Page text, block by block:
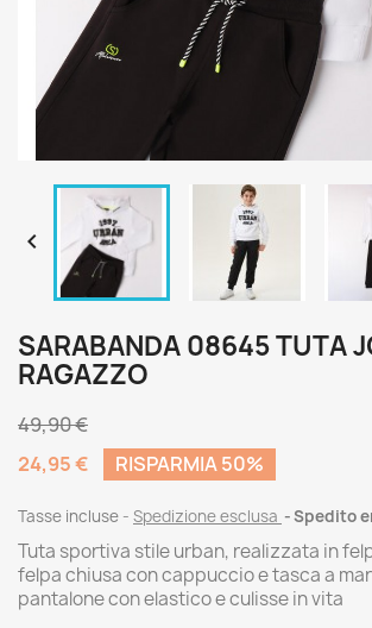

SARABANDA 08645 TUTA
RAGAZZO
49,90 €
24,95 €
RISPARMIA 50%
Tasse incluse Spedizione esclusa Spedito
Tuta sportiva stile urban, realizzata in
felpa chiusa con cappuccio e tasca a
pantalone con elastico e culisse in vita